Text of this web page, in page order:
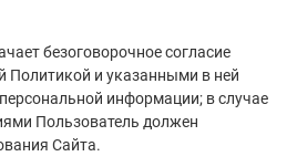
безоговорочное согласие
Политикой и указанными в ней
информации; в случае
Пользователь должен
Сайта.